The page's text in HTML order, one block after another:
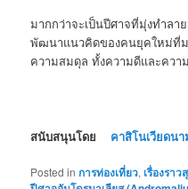
มากกว่าจะเป็นปีศาจที่มุ่งทำล
พัฒนาแนวคิดของคนยุคใหม่ที่
ความสมดุล ทั้งความดีและคว
สนับสนุนโดย คาสิโนเวียดนา
Posted in การท่องเที่ยว, เรื่องรา